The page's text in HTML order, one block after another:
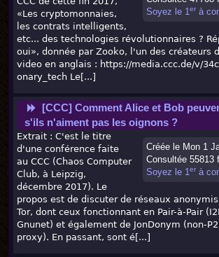
Soyez le 1erà
«Les cryptomonnaies,
les contrats intelligents,
etc... des technologies révolutionnaires ?
oui», donnée par Zooko, l'un des créateurs
video en anglais : https://media.ccc.de/v/
onary_tech Le[...]
[CCC] Comment Alice et Bob
s'ils n'aiment pas les oignons ?
Créée le Mon 1
Consultée 55813
Soyez le 1erà
Extrait : C'est le titre
d'une conférence faite
au CCC (Chaos Computer
Club, à Leipzig,
décembre 2017). Le
propos est de discuter de réseaux
Tor, dont ceux fonctionnant en Pair-à-Pair
Gnunet) et également de JonDonym (non-
proxy). En passant, sont é[...]